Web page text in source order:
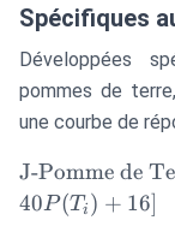
Spécifiques
Développées
pommes de
une courbe de
\text{J-Pomme
de Terre} = 1/
J-Pomme de
40P(Ti ) + 16]